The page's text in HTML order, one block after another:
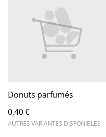
Donuts parfumés
0,40 €
AUTRES VARIANTES DISPONIBLES